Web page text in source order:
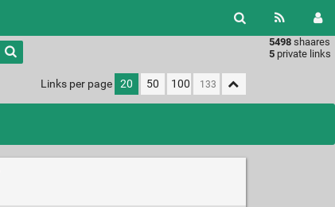
5498 shaares
5 private links
Type 1 or
more
characters
results.
Links per page 20 50 100